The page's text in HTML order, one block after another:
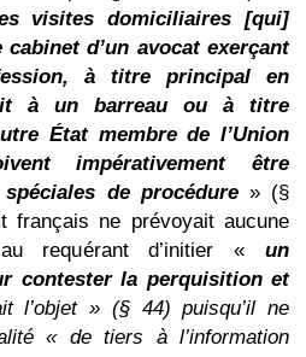
visites domiciliaires [qui]
d’un avocat exerçant
à titre principal en
à un barreau ou à titre
État membre de l’Union
impérativement être
de procédure» (§
français ne prévoyait aucune
requérant d’initier « un
contester la perquisition et
l’objet » (§ 44) puisqu’il ne
« de tiers à l’information